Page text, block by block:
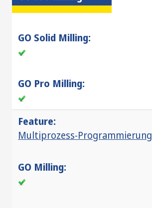
Multiprozess-Programmierung